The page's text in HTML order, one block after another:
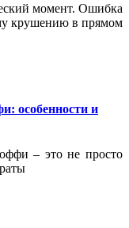
момент. Ошибка
крушению в прямом
особенности и
– это не просто